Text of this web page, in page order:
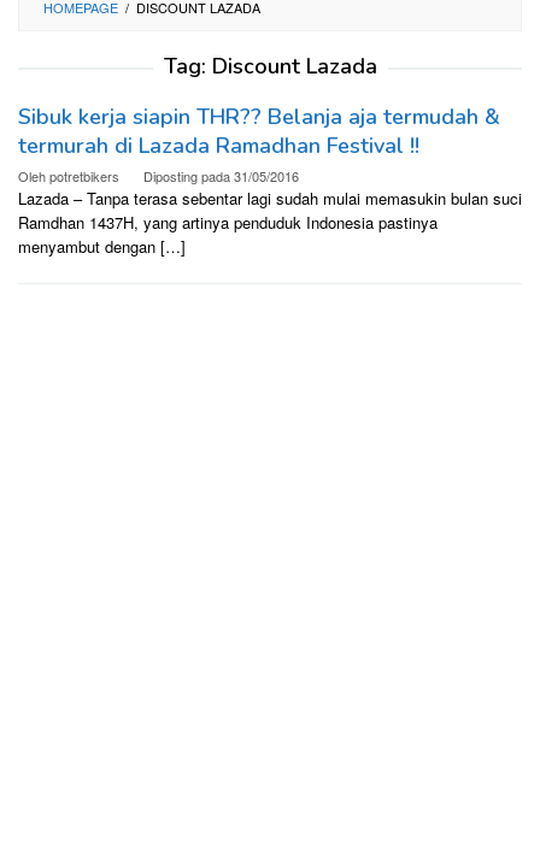
HOMEPAGE / DISCOUNT LAZADA
Tag: Discount Lazada
Sibuk kerja siapin THR?? Belanja aja termudah &
termurah di Lazada Ramadhan Festival !!
Olehpotretbikers Diposting pada31/05/2016
Lazada – Tanpa terasa sebentar lagi sudah mulai memasukin bulan suci
Ramdhan 1437H, yang artinya penduduk Indonesia pastinya
menyambut dengan […]